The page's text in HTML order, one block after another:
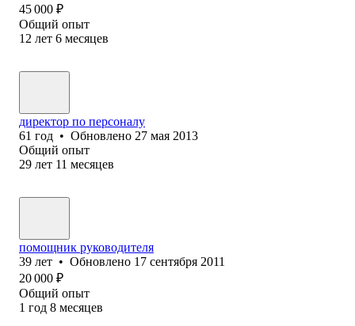
45 000 ₽
Общий опыт
12 лет 6 месяцев
директор по персоналу
61 год • Обновлено 27 мая 2013
Общий опыт
29 лет 11 месяцев
помощник руководителя
39 лет • Обновлено 17 сентября 2011
20 000 ₽
Общий опыт
1 год 8 месяцев